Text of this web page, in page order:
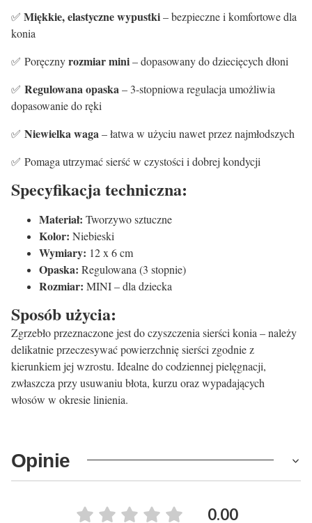
✅ Miękkie, elastyczne wypustki– bezpieczne i komfortowe dla
konia
✅ Poręcznyrozmiar mini– dopasowany do dziecięcych dłoni
✅ Regulowana opaska– 3-stopniowa regulacja umożliwia
dopasowanie do ręki
✅ Niewielka waga– łatwa w użyciu nawet przez najmłodszych
✅ Pomaga utrzymać sierść w czystości i dobrej kondycji
Specyfikacja techniczna:
Materiał: Tworzywo sztuczne
Kolor: Niebieski
Wymiary: 12 x 6 cm
Opaska: Regulowana (3 stopnie)
Rozmiar: MINI – dla dziecka
Sposób użycia:
Zgrzebło przeznaczone jest do czyszczenia sierści konia – należy
delikatnie przeczesywać powierzchnię sierści zgodnie z
kierunkiem jej wzrostu. Idealne do codziennej pielęgnacji,
zwłaszcza przy usuwaniu błota, kurzu oraz wypadających
włosów w okresie linienia.
Opinie
0.00